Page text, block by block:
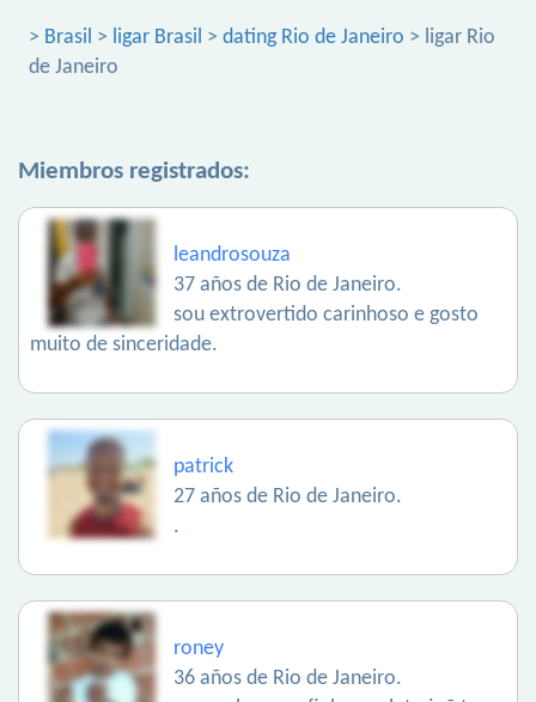
> Brasil > ligar Brasil > dating Rio de Janeiro > ligar Rio
de Janeiro
Miembros registrados:
leandrosouza
37 años de Rio de Janeiro.
sou extrovertido carinhoso e gosto
muito de sinceridade.
patrick
27 años de Rio de Janeiro.
.
roney
36 años de Rio de Janeiro.